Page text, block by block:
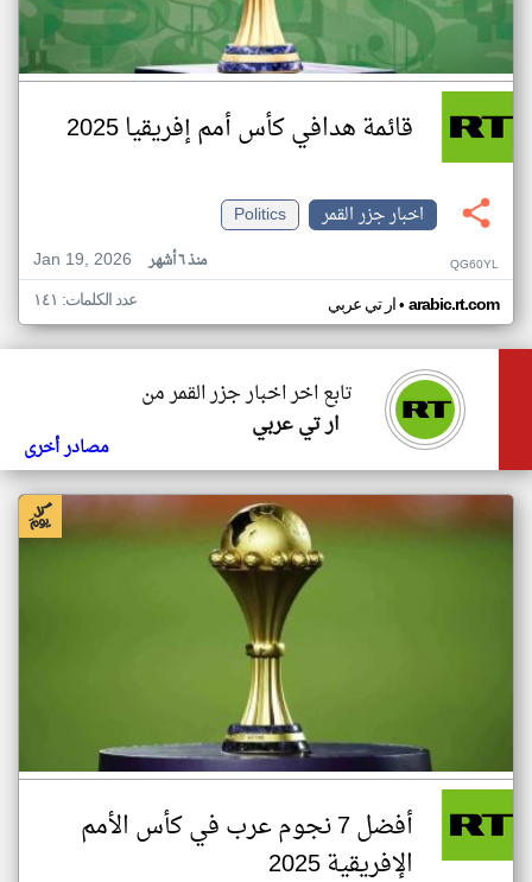
قائمة هدافي كأس أمم إفريقيا 2025
اخبار جزر القمر
Politics
Jan 19, 2026
منذ ٦ أشهر QG60YL
ار تي عربي• arabic.rt.com عدد الكلمات: ١٤١
تابع اخر اخبار جزر القمر من
ار تي عربي
مصادر أخرى
أفضل 7 نجوم عرب في كأس الأمم
الإفريقية 2025